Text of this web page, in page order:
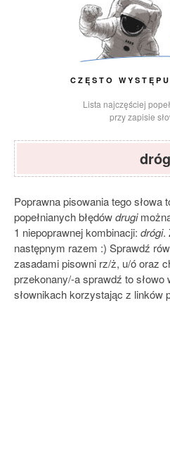
CZĘSTO
Lista najczęściej
przy zapisie
Poprawna pisowania tego słowa
popełnianych błędówdrugi
1 niepoprawnej kombinacji: drógi.
następnym razem :) Sprawdź
zasadami pisowni rz/ż, u/ó oraz
przekonany/-a sprawdź to
słownikach korzystając z linków